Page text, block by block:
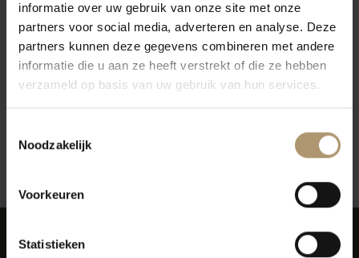
informatie over uw gebruik van onze site met onze
partners voor social media, adverteren en analyse. Deze
partners kunnen deze gegevens combineren met andere
informatie die u aan ze heeft verstrekt of die ze hebben
verzameld op basis van uw gebruik van hun services.
Noodzakelijk
Voorkeuren
Statistieken
Scaia Paradiso Tenuta
Sant'Antonio
€18,60